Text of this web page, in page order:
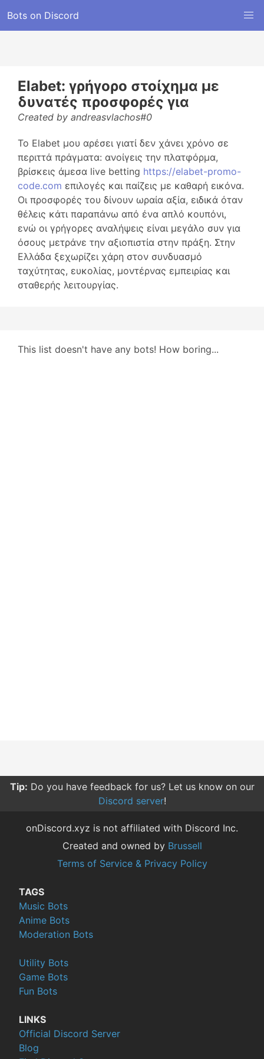
Bots on Discord
Elabet: γρήγορο στοίχημα με
δυνατές προσφορές για
Created by andreasvlachos#0
Το Elabet μου αρέσει γιατί δεν χάνει χρόνο σε
περιττά πράγματα: ανοίγεις την πλατφόρμα,
βρίσκεις άμεσα live betting https://elabet-promo-
code.com επιλογές και παίζεις με καθαρή εικόνα.
Οι προσφορές του δίνουν ωραία αξία, ειδικά όταν
θέλεις κάτι παραπάνω από ένα απλό κουπόνι,
ενώ οι γρήγορες αναλήψεις είναι μεγάλο συν για
όσους μετράνε την αξιοπιστία στην πράξη. Στην
Ελλάδα ξεχωρίζει χάρη στον συνδυασμό
ταχύτητας, ευκολίας, μοντέρνας εμπειρίας και
σταθερής λειτουργίας.
This list doesn't have any bots! How boring...
Tip: Do you have feedback for us? Let us know on our
Discord server!
onDiscord.xyz is not affiliated with Discord Inc.
Created and owned by Brussell
Terms of Service & Privacy Policy
TAGS
Music Bots
Anime Bots
Moderation Bots
Utility Bots
Game Bots
Fun Bots
LINKS
Official Discord Server
Blog